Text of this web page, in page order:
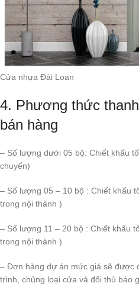
Cửa nhựa Đài Loan
4. Phương thức
bán hàng
– Số lượng dưới 05 bộ: Chiết khấu
chuyển)
– Số lượng 05 – 10 bộ : Chiết khấu
trong nội thành )
– Số lượng 11 – 20 bộ : Chiết khấu
trong nội thành )
– Đơn hàng dự án mức giá sẽ được
trình, chủng loại cửa và đối thủ báo